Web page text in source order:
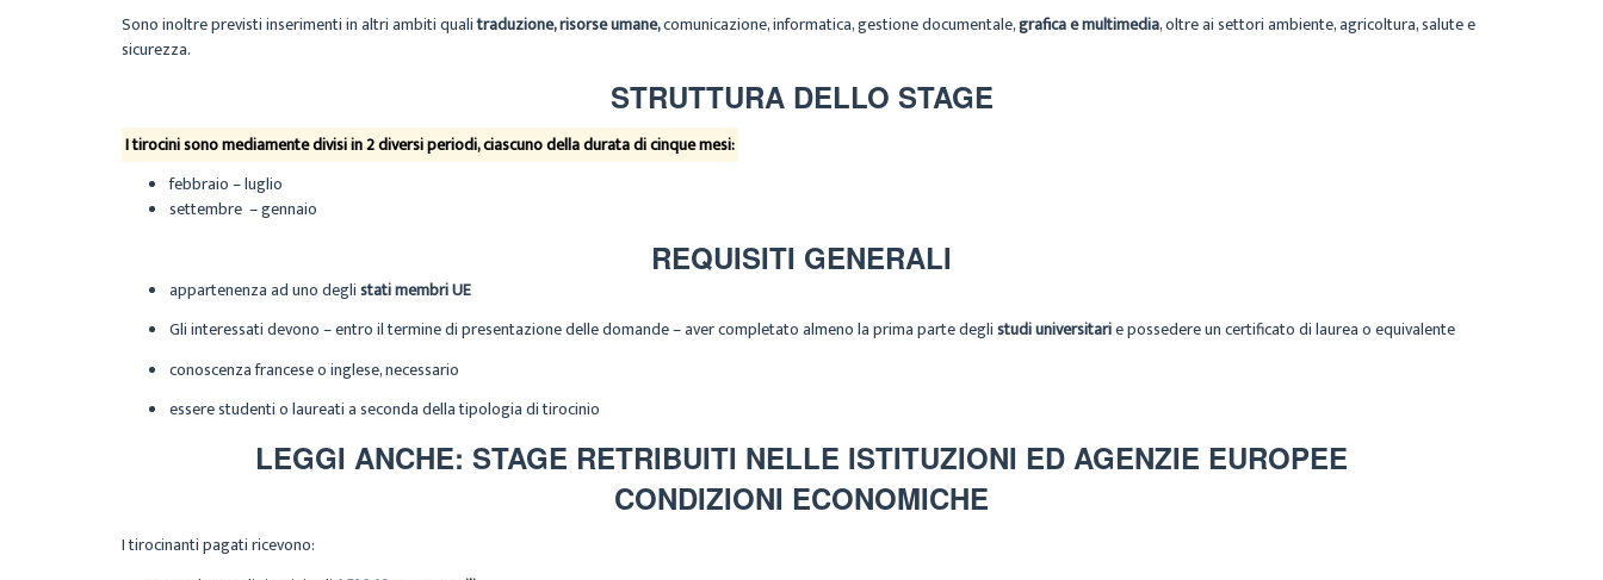
Sono inoltre previsti inserimenti in altri ambiti qualitraduzione, risorse umane,comunicazione, informatica, gestione documentale,grafica e multimedia, oltre ai settori ambiente, agricoltura, salute e
sicurezza.
STRUTTURA DELLO STAGE
I tirocini sono mediamente divisi in 2 diversi periodi, ciascuno della durata di cinque mesi:
febbraio – luglio
settembre – gennaio
REQUISITI GENERALI
appartenenza ad uno deglistati membri UE
Gli interessati devono – entro il termine di presentazione delle domande – aver completato almeno la prima parte deglistudi universitarie possedere un certificato di laurea o equivalente
conoscenza francese o inglese, necessario
essere studenti o laureati a seconda della tipologia di tirocinio
LEGGI ANCHE: STAGE RETRIBUITI NELLE ISTITUZIONI ED AGENZIE EUROPEE
CONDIZIONI ECONOMICHE
I tirocinanti pagati ricevono: